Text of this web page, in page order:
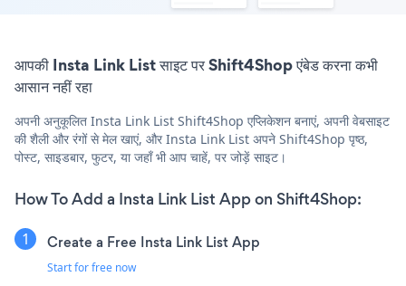
आपकी Insta Link List साइट पर Shift4Shop एंबेड करना कभी
आसान नहीं रहा
अपनी अनुकूलित Insta Link List Shift4Shop एप्लिकेशन बनाएं, अपनी वेबसाइट
की शैली और रंगों से मेल खाएं, और Insta Link List अपने Shift4Shop पृष्ठ,
पोस्ट, साइडबार, फुटर, या जहाँ भी आप चाहें, पर जोड़ें साइट।
How To Add a Insta Link List App on Shift4Shop:
Create a Free Insta Link List App
Start for free now